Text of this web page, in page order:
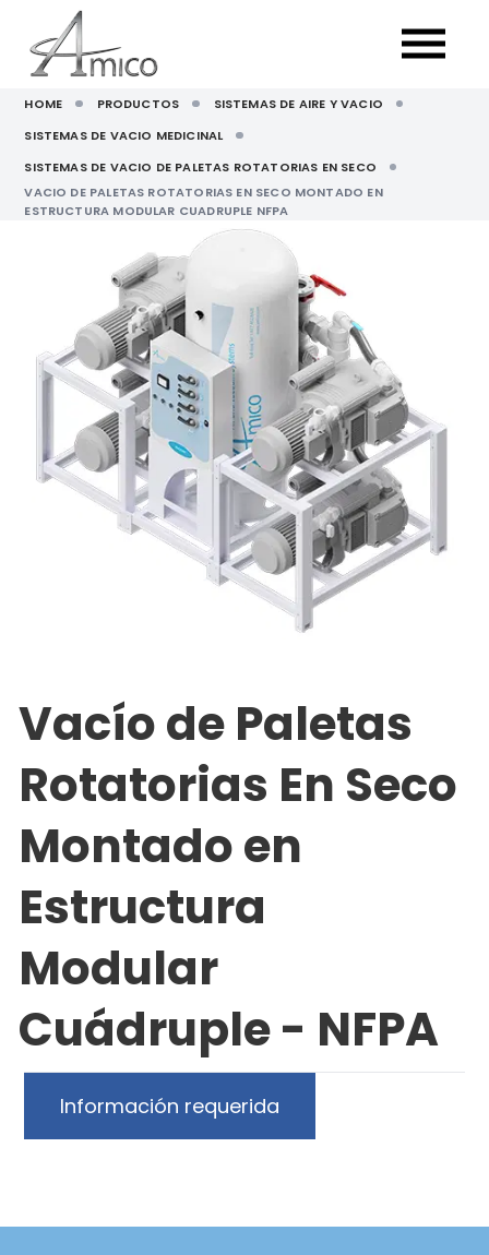
HOME PRODUCTOS
SISTEMAS DE AIRE Y VACIO
SISTEMAS DE VACIO MEDICINAL
SISTEMAS DE VACIO DE PALETAS ROTATORIAS EN SECO
VACIO DE PALETAS ROTATORIAS EN SECO MONTADO EN
ESTRUCTURA MODULAR CUADRUPLE NFPA
Vacío de Paletas
Rotatorias En Seco
Montado en
Estructura
Modular
Cuádruple - NFPA
Información requerida